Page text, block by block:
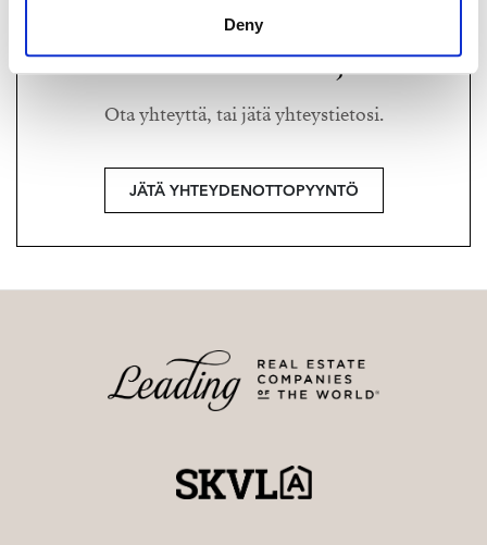
Deny
Haluatko lisätietoja?
Ota yhteyttä, tai jätä yhteystietosi.
JÄTÄ YHTEYDENOTTOPYYNTÖ